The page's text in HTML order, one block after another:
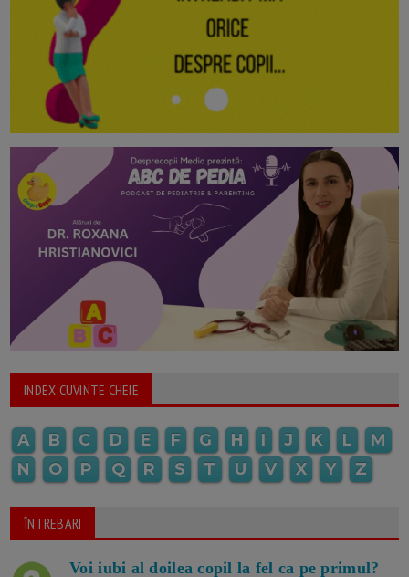
INDEX CUVINTE CHEIE
A B C D E F G H I J K L
M
N
O P Q R S T U V X Y Z
ÎNTREBARI
Voi iubi al doilea copil la fel ca pe primul?